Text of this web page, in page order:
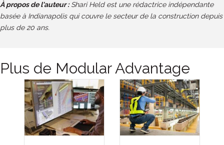
À propos de l'auteur : Shari Held est une rédactrice indépendante
basée à Indianapolis qui couvre le secteur de la construction depuis
plus de 20 ans.
Plus de Modular Advantage